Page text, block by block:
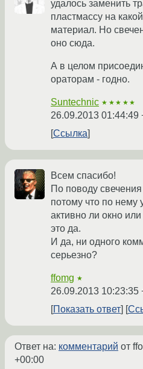
удалось заменить
пластмассу на
материал. Но
оно сюда.
А в целом
ораторам - годно.
Suntechnic ★★★★★
26.09.2013 01:44:49
Ссылка
Всем спасибо!
По поводу свечения
потому что по нему
активно ли окно
это да.
И да, ни одного
серьезно?
ffomg ★
26.09.2013 10:23:35
Показать ответ
Ответ на: комментарий от
+00:00